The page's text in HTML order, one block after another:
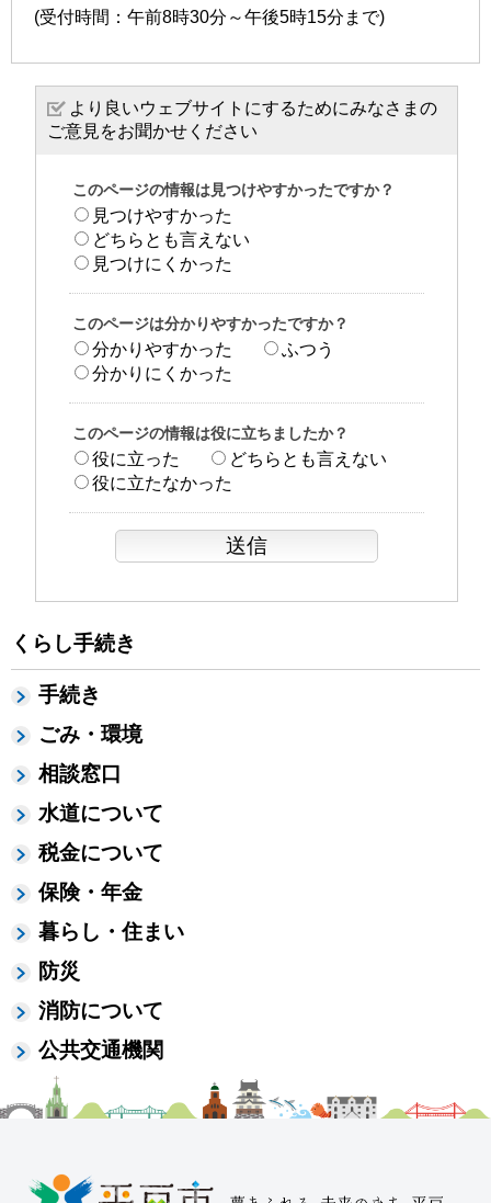
くらし手続き
手続き
ごみ・環境
相談窓口
水道について
税金について
保険・年金
暮らし・住まい
防災
消防について
公共交通機関
(受付時間：午前8時30分～午後5時15分まで)
より良いウェブサイトにするためにみなさまの
ご意見をお聞かせください
このページの情報は見つけやすかったですか？
見つけやすかった
どちらとも言えない
見つけにくかった
このページは分かりやすかったですか？
分かりやすかった
ふつう
分かりにくかった
このページの情報は役に立ちましたか？
役に立った
どちらとも言えない
役に立たなかった